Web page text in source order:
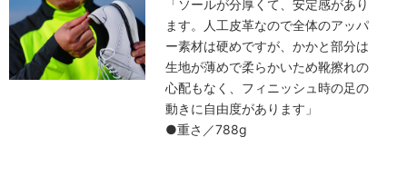
「ソールが分厚くて、安定感があり
ます。人工皮革なので全体のアッパ
ー素材は硬めですが、かかと部分は
生地が薄めで柔らかいため靴擦れの
心配もなく、フィニッシュ時の足の
動きに自由度があります」
●重さ／788g